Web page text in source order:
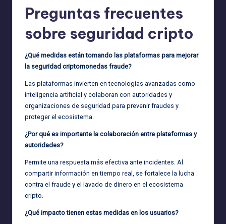
Preguntas frecuentes
sobre seguridad cripto
¿Qué medidas están tomando las plataformas para mejorar
la seguridad criptomonedas fraude?
Las plataformas invierten en tecnologías avanzadas como
inteligencia artificial y colaboran con autoridades y
organizaciones de seguridad para prevenir fraudes y
proteger el ecosistema.
¿Por qué es importante la colaboración entre plataformas y
autoridades?
Permite una respuesta más efectiva ante incidentes. Al
compartir información en tiempo real, se fortalece la lucha
contra el fraude y el lavado de dinero en el ecosistema
cripto.
¿Qué impacto tienen estas medidas en los usuarios?